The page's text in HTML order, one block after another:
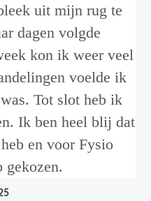
uit mijn rug te
dagen volgde
kon ik weer veel
voelde ik
Tot slot heb ik
Ik ben heel blij dat
en voor Fysio
gekozen.